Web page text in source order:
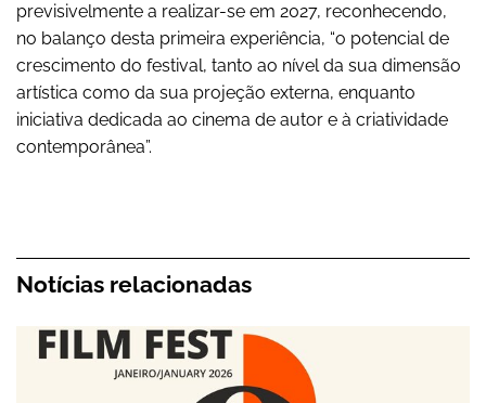
previsivelmente a realizar-se em 2027, reconhecendo,
no balanço desta primeira experiência, “o potencial de
crescimento do festival, tanto ao nível da sua dimensão
artística como da sua projeção externa, enquanto
iniciativa dedicada ao cinema de autor e à criatividade
contemporânea”.
Notícias relacionadas
Nazaré Creative Film Fest em janeiro